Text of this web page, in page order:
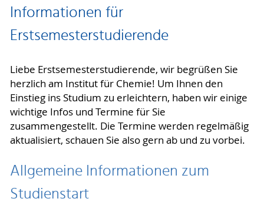
Informationen für
Erstsemesterstudierende
Liebe Erstsemesterstudierende, wir begrüßen Sie
herzlich am Institut für Chemie! Um Ihnen den
Einstieg ins Studium zu erleichtern, haben wir einige
wichtige Infos und Termine für Sie
zusammengestellt. Die Termine werden regelmäßig
aktualisiert, schauen Sie also gern ab und zu vorbei.
Allgemeine Informationen zum
Studienstart